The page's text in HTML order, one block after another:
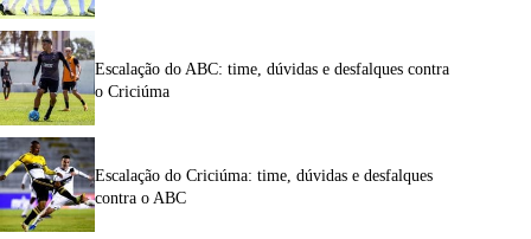
Escalação do ABC: time, dúvidas e desfalques contra
o Criciúma
Escalação do Criciúma: time, dúvidas e desfalques
contra o ABC